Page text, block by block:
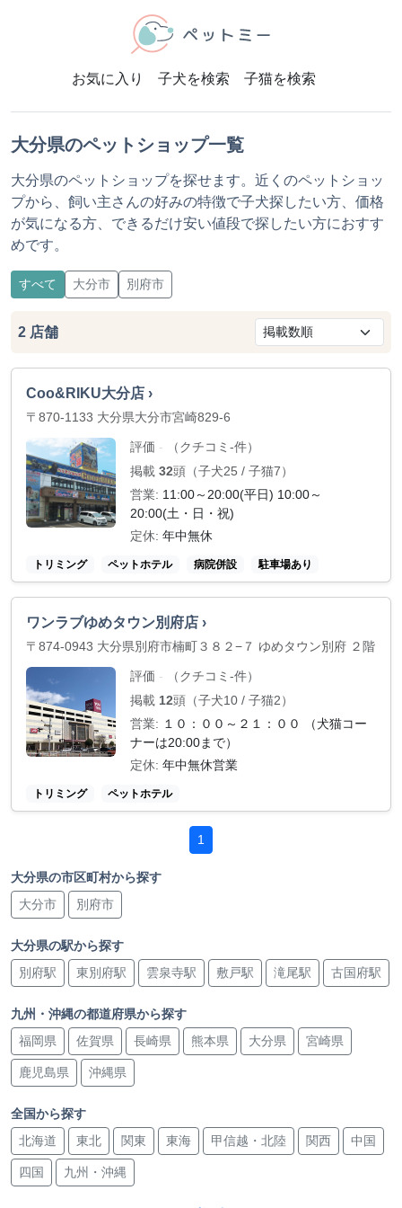
お気に入り 子犬を検索 子猫を検索
大分県のペットショップ一覧
大分県のペットショップを探せます。近くのペットショッ
プから、飼い主さんの好みの特徴で子犬探したい方、価格
が気になる方、できるだけ安い値段で探したい方におすす
めです。
すべて 大分市 別府市
2 店舗
Coo&RIKU大分店 ›
〒870-1133 大分県大分市宮崎829-6
評価 -
（クチコミ-件）
掲載 32頭（子犬25 / 子猫7）
営業: 11:00～20:00(平日) 10:00～
20:00(土・日・祝)
定休: 年中無休
トリミング ペットホテル 病院併設 駐車場あり
ワンラブゆめタウン別府店 ›
〒874-0943 大分県別府市楠町３８２−７ ゆめタウン別府 ２階
評価 -
（クチコミ-件）
掲載 12頭（子犬10 / 子猫2）
営業: １０：００～２１：００ （犬猫コー
ナーは20:00まで）
定休: 年中無休営業
トリミング ペットホテル
1
大分県の市区町村から探す
大分市
別府市
大分県の駅から探す
別府駅
東別府駅 雲泉寺駅 敷戸駅 滝尾駅 古国府駅
九州・沖縄の都道府県から探す
福岡県
佐賀県 長崎県 熊本県 大分県 宮崎県
鹿児島県 沖縄県
全国から探す
北海道
東北 関東 東海 甲信越・北陸 関西 中国
四国 九州・沖縄